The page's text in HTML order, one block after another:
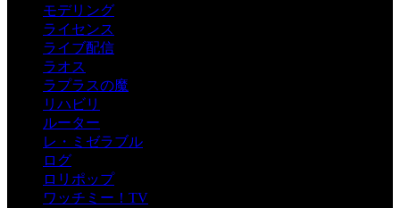
モデリング
ライセンス
ライブ配信
ラオス
ラプラスの魔
リハビリ
ルーター
レ・ミゼラブル
ログ
ロリポップ
ワッチミー！TV